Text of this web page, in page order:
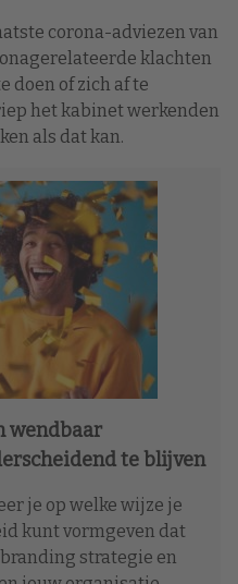
corona-adviezen van
klachten
doen of zich af te
het kabinet werkenden
als dat kan.
wendbaar
te blijven
je op welke wijze je
kunt vormgeven dat
strategie en